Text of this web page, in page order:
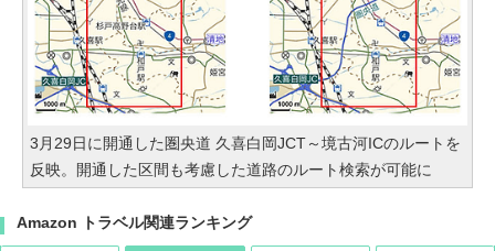
3月29日に開通した圏央道 久喜白岡JCT～境古河ICのルートを
反映。開通した区間も考慮した道路のルート検索が可能に
Amazon トラベル関連ランキング